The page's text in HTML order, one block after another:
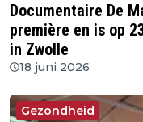
Documentaire De
première en is op
in Zwolle
18 juni 2026
Gezondheid